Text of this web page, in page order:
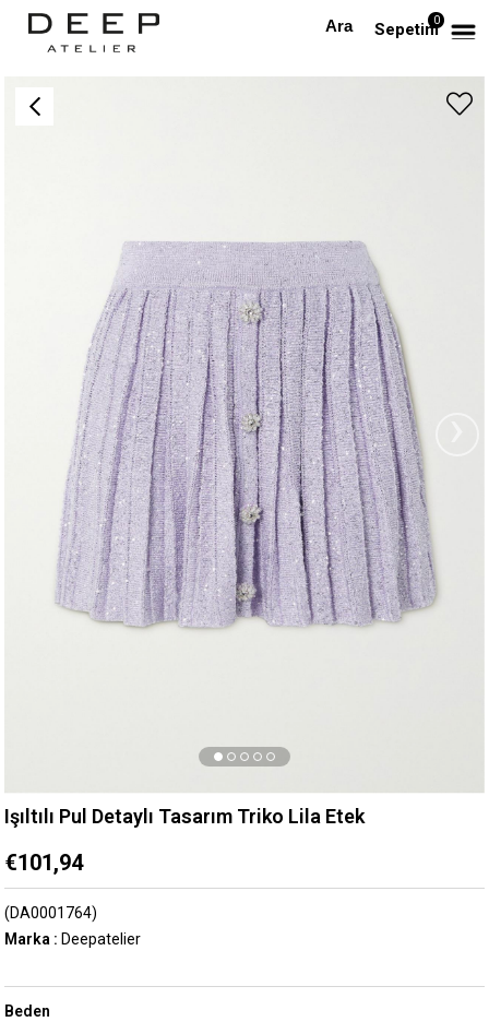
Sepetim0
Anasayfa TAKIM & TULUM Işıltılı Pul Detaylı Tasarım Triko Lila Etek
Işıltılı Pul Detaylı Tasarım Triko Lila Etek
€101,94
(DA0001764)
Marka : Deepatelier
Beden